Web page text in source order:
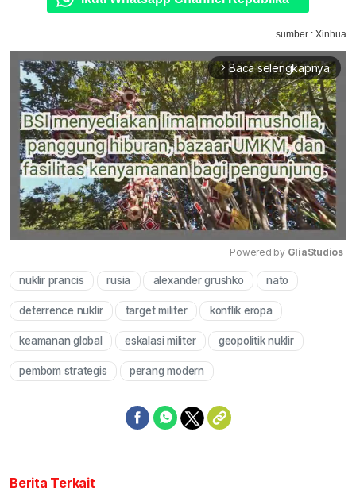
sumber : Xinhua
arrow_forward_ios Baca selengkapnya
Mute
Powered by GliaStudios
nuklir prancis rusia alexander grushko nato
deterrence nuklir target militer konflik eropa
keamanan global eskalasi militer geopolitik nuklir
pembom strategis perang modern
Berita Terkait